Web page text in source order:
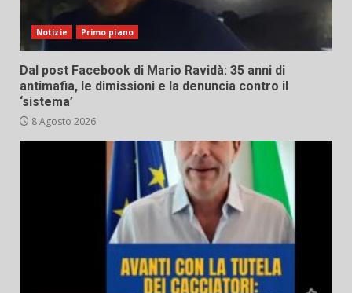
Notizie Primo piano
Dal post Facebook di Mario Ravidà: 35 anni di
antimafia, le dimissioni e la denuncia contro il
‘sistema’
8 Agosto 2026